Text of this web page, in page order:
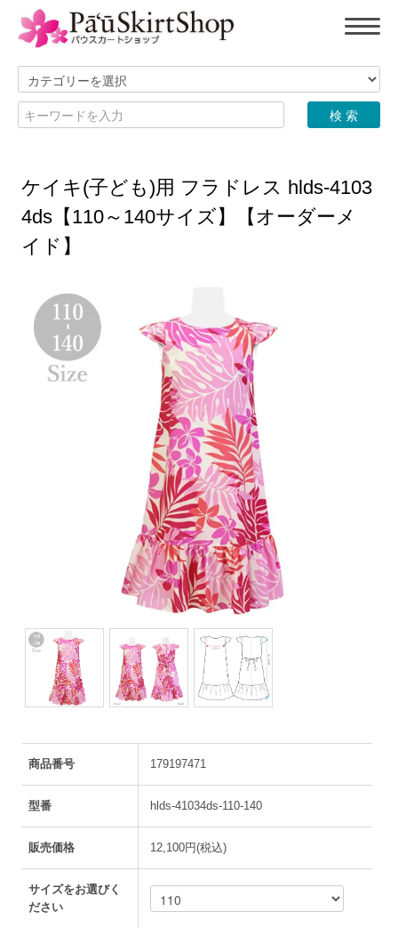
ケイキ(子ども)用 フラドレス hlds-4103
4ds【110～140サイズ】【オーダーメ
イド】
商品番号 179197471
型番 hlds-41034ds-110-140
販売価格 12,100円(税込)
サイズをお選びく
ださい